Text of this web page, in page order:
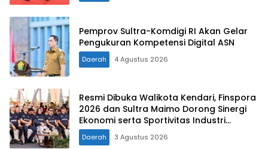
Pemprov Sultra-Komdigi RI Akan Gelar
Pengukuran Kompetensi Digital ASN
Daerah 4 Agustus 2026
Resmi Dibuka Walikota Kendari, Finspora
2026 dan Sultra Maimo Dorong Sinergi
Ekonomi serta Sportivitas Industri
Keuangan
Daerah 3 Agustus 2026